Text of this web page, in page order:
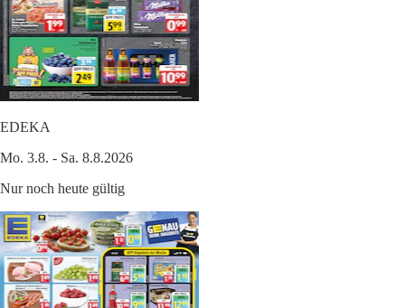
EDEKA
Mo. 3.8. - Sa. 8.8.2026
Nur noch heute gültig